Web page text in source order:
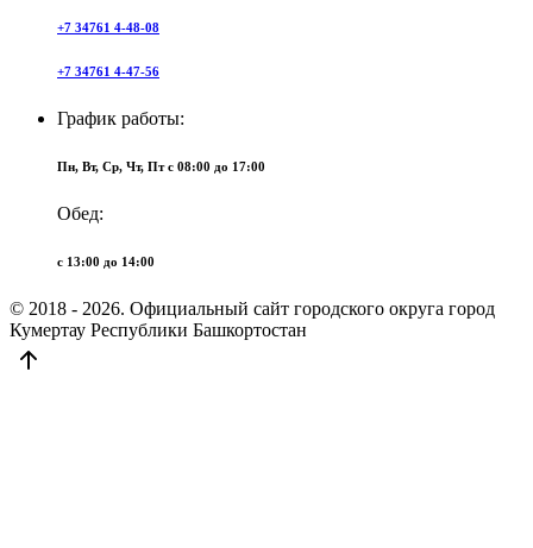
+7 34761 4-48-08
+7 34761 4-47-56
График работы:
Пн, Вт, Ср, Чт, Пт c 08:00 до 17:00
Обед:
c 13:00 до 14:00
© 2018 - 2026. Официальный сайт городского округа город
Кумертау Республики Башкортостан